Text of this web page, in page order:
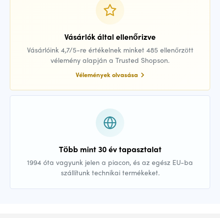
Vásárlók által ellenőrizve
Vásárlóink 4,7/5-re értékelnek minket 485 ellenőrzött
vélemény alapján a Trusted Shopson.
Vélemények olvasása
Több mint 30 év tapasztalat
1994 óta vagyunk jelen a piacon, és az egész EU-ba
szállítunk technikai termékeket.